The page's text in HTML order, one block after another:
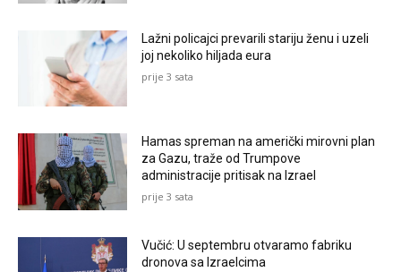
Lažni policajci prevarili stariju ženu i uzeli
joj nekoliko hiljada eura
prije 3 sata
Hamas spreman na američki mirovni plan
za Gazu, traže od Trumpove
administracije pritisak na Izrael
prije 3 sata
Vučić: U septembru otvaramo fabriku
dronova sa Izraelcima